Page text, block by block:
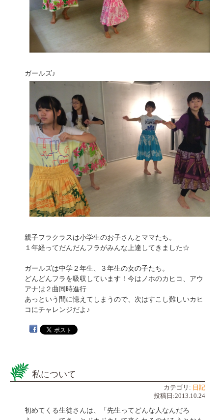
ガールズ♪
親子フラクラスは小学生のお子さんとママたち。
１年経ってだんだんフラがみんな上達してきました☆
ガールズは中学２年生、３年生の女の子たち。
どんどんフラを吸収しています！今はノホのカヒコ、アウ
アナは２曲同時進行
あっという間に憶えてしまうので、次はすこし難しいカヒ
コにチャレンジだよ♪
私について
カテゴリ: 日記
投稿日:2013.10.24
初めてくる生徒さんは、「先生ってどんな人なんだろ